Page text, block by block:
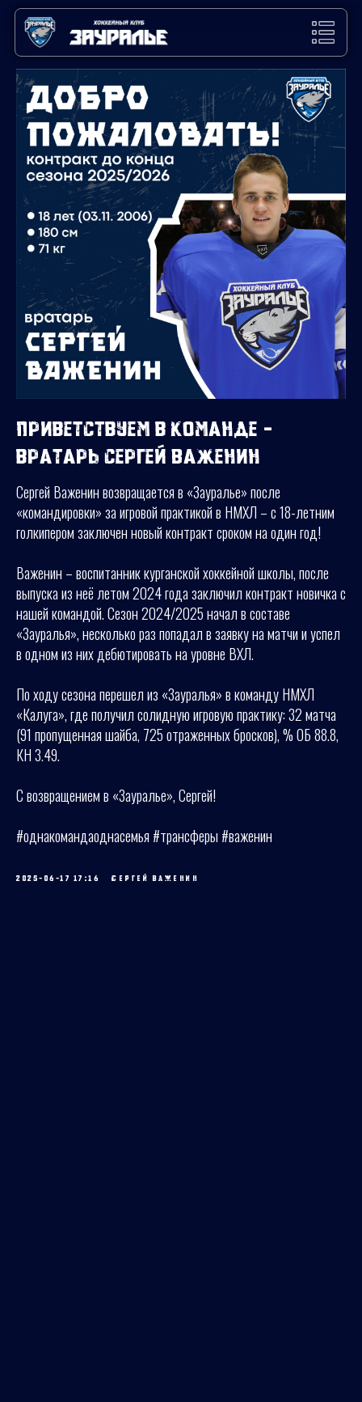
Приветствуем в команде -
вратарь Сергей Важенин
Сергей Важенин возвращается в «Зауралье» после
«командировки» за игровой практикой в НМХЛ – с 18-летним
голкипером заключен новый контракт сроком на один год!
Важенин – воспитанник курганской хоккейной школы, после
выпуска из неё летом 2024 года заключил контракт новичка с
нашей командой. Сезон 2024/2025 начал в составе
«Зауралья», несколько раз попадал в заявку на матчи и успел
в одном из них дебютировать на уровне ВХЛ.
По ходу сезона перешел из «Зауралья» в команду НМХЛ
«Калуга», где получил солидную игровую практику: 32 матча
(91 пропущенная шайба, 725 отраженных бросков), % ОБ 88.8,
КН 3.49.
С возвращением в «Зауралье», Сергей!
#однакомандаоднасемья #трансферы #важенин
2025-06-17 17:16 СЕРГЕЙ ВАЖЕНИН